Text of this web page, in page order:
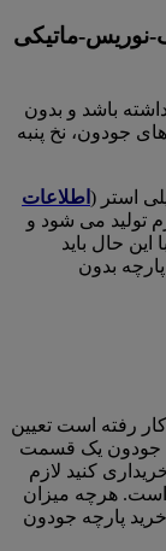
باشد و بدون
جودون، نخ پنبه
استر ( اطلاعات
تولید می شود و
حال باید
بدون
رفته است تعیین
جودون یک قسمت
کنید لازم
است. هرچه میزان
پارچه جودون